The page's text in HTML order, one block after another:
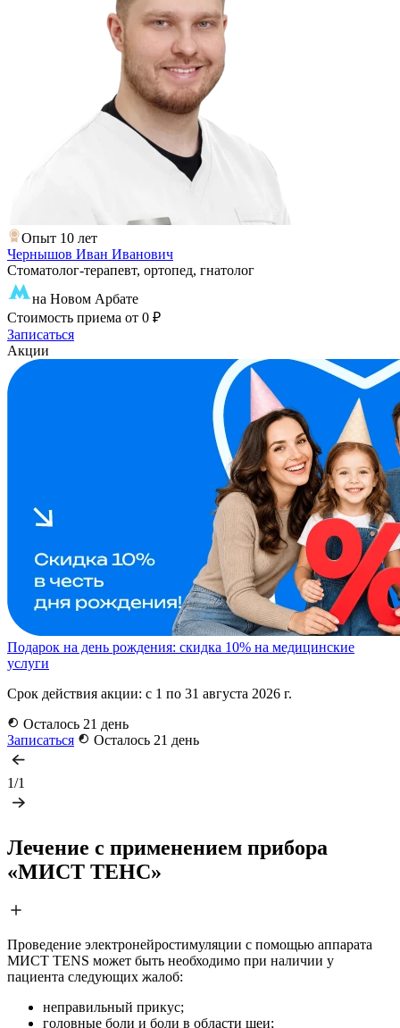
Опыт 10 лет
Чернышов Иван Иванович
Стоматолог-терапевт, ортопед, гнатолог
на Новом Арбате
Стоимость приема от 0 ₽
Записаться
Акции
Подарок на день рождения: скидка 10% на медицинские
услуги
Срок действия акции: с 1 по 31 августа 2026 г.
Осталось 21 день
Записаться
Осталось 21 день
1/1
Лечение с применением прибора
«МИСТ ТЕНС»
Проведение электронейростимуляции с помощью аппарата
МИСТ TENS может быть необходимо при наличии у
пациента следующих жалоб:
неправильный прикус;
головные боли и боли в области шеи;